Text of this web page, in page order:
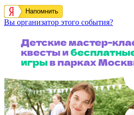
Напомнить
Вы организатор этого события?